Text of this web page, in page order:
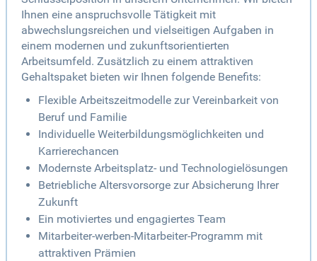
Ihnen eine anspruchsvolle Tätigkeit mit
abwechslungsreichen und vielseitigen Aufgaben in
einem modernen und zukunftsorientierten
Arbeitsumfeld. Zusätzlich zu einem attraktiven
Gehaltspaket bieten wir Ihnen folgende Benefits:
Flexible Arbeitszeitmodelle zur Vereinbarkeit von
Beruf und Familie
Individuelle Weiterbildungsmöglichkeiten und
Karrierechancen
Modernste Arbeitsplatz- und Technologielösungen
Betriebliche Altersvorsorge zur Absicherung Ihrer
Zukunft
Ein motiviertes und engagiertes Team
Mitarbeiter-werben-Mitarbeiter-Programm mit
attraktiven Prämien